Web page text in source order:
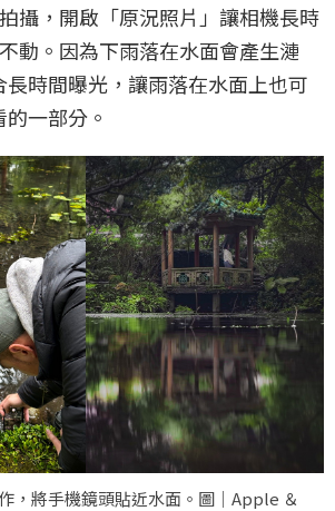
攝，開啟「原況照片」讓相機長時
動。因為下雨落在水面會產生漣
時間曝光，讓雨落在水面上也可
一部分。
，將手機鏡頭貼近水面。圖｜Apple ＆